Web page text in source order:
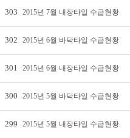
303 2015년 7월 내장타일 수급현황
302 2015년 6월 바닥타일 수급현황
301 2015년 6월 내장타일 수급현황
300 2015년 5월 바닥타일 수급현황
299 2015년 5월 내장타일 수급현황